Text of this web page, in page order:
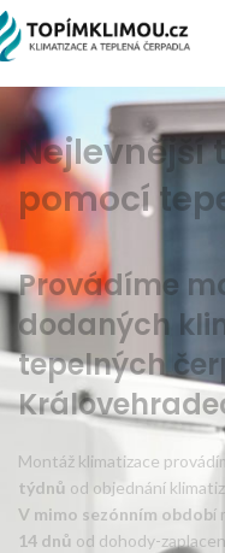
Nejlevnější
pomocí
Provádíme
dodaných
tepelných
Montáž klimatizace
týdnů od objednání
V mimo sezónním období
14 dnů od dohody-